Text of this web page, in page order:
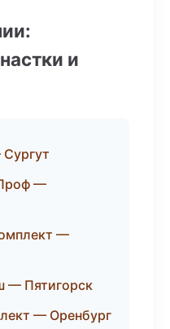
и
—
—
— Пятигорск
— Оренбург